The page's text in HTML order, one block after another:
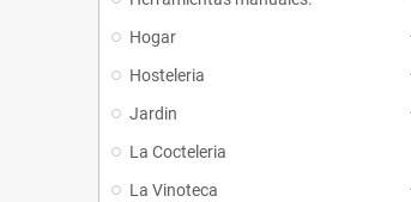
Hogar
Hosteleria
Jardin
La Cocteleria
La Vinoteca